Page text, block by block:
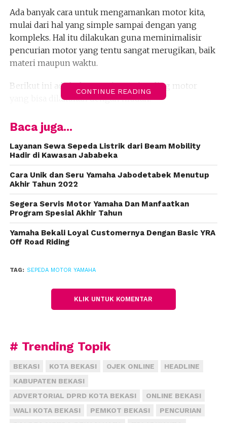
Ada banyak cara untuk mengamankan motor kita,
mulai dari hal yang simple sampai dengan yang
kompleks. Hal itu dilakukan guna meminimalisir
pencurian motor yang tentu sangat merugikan, baik
materi maupun waktu.
Berikut ini ada beberapa tips anti maling motor
yang bisa dilakukan dengan mudah.
Gunakan fitur keamanan tambahan,
karena semua tingkat keamanan
motor pasti punya peluang ditembus.
Tetaplah menggunakan kunci ganda di
area lain misalnya kunci disc, alarm dan
alat lainnya
Jangan taruh motor sembarangan
karena motor yang paling rentan dicuri
adalah yang ditaruh di luar pagar.
Apalagi di daerah padat penduduk,
kurang menghiraukan hal-hal di
Perhatikan pengamanannya meski
tidak menggaransi keamanan 100%,
ditambah dengan gembok velg, atau
gembok rem cakram. Paling tidak
memaksimalkan keamanan, mengunci
stang motor ke arah kanan. Meski tak
CONTINUE READING
Baca juga...
Layanan Sewa Sepeda Listrik dari Beam Mobility
Hadir di Kawasan Jababeka
Cara Unik dan Seru Yamaha Jabodetabek Menutup
Akhir Tahun 2022
Segera Servis Motor Yamaha Dan Manfaatkan
Program Spesial Akhir Tahun
Yamaha Bekali Loyal Customernya Dengan Basic YRA
Off Road Riding
TAG: SEPEDA MOTOR YAMAHA
KLIK UNTUK KOMENTAR
# Trending Topik
BEKASI KOTA BEKASI OJEK ONLINE
HEADLINE
KABUPATEN BEKASI
ADVERTORIAL DPRD KOTA BEKASI
ONLINE BEKASI
WALI KOTA BEKASI
PEMKOT BEKASI
PENCURIAN